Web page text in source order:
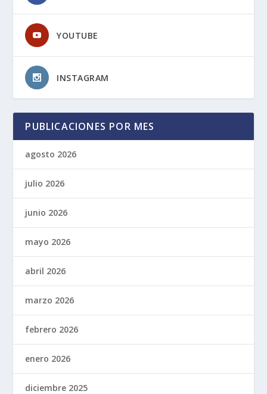
YOUTUBE
INSTAGRAM
PUBLICACIONES POR MES
agosto 2026
julio 2026
junio 2026
mayo 2026
abril 2026
marzo 2026
febrero 2026
enero 2026
diciembre 2025